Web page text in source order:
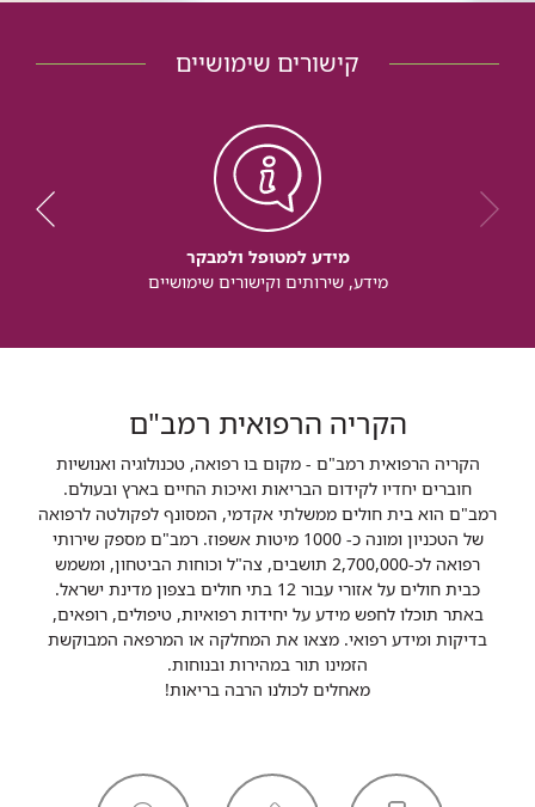
קישורים שימושיים
מידע למטופל ולמבקר
מידע, שירותים וקישורים שימושיים
הקריה הרפואית רמב"ם
הקריה הרפואית רמב"ם - מקום בו רפואה, טכנולוגיה ואנושיות
חוברים יחדיו לקידום הבריאות ואיכות החיים בארץ ובעולם.
רמב"ם הוא בית חולים ממשלתי אקדמי, המסונף לפקולטה לרפואה
של הטכניון ומונה כ- 1000 מיטות אשפוז. רמב"ם מספק שירותי
רפואה לכ-2,700,000 תושבים, צה"ל וכוחות הביטחון, ומשמש
כבית חולים על אזורי עבור 12 בתי חולים בצפון מדינת ישראל.
באתר תוכלו לחפש מידע על יחידות רפואיות, טיפולים, רופאים,
בדיקות ומידע רפואי. מצאו את המחלקה או המרפאה המבוקשת
הזמינו תור במהירות ובנוחות.
מאחלים לכולנו הרבה בריאות!